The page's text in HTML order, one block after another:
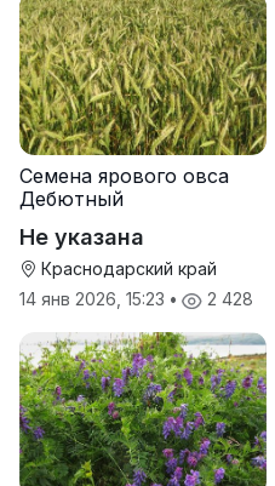
Семена ярового овса
Дебютный
Не указана
Краснодарский край
14 янв 2026, 15:23 • 2 428